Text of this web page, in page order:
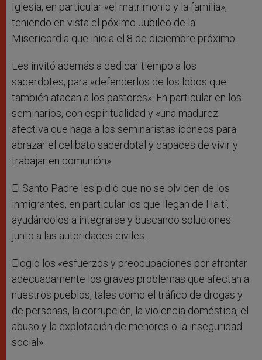
Iglesia, en particular «el matrimonio y la familia»,
teniendo en vista el póximo Jubileo de la
Misericordia que inicia el 8 de diciembre próximo.
Les invitó además a dedicar tiempo a los
sacerdotes, para «defenderlos de los lobos que
también atacan a los pastores». En particular en los
seminarios, con espiritualidad y «una madurez
afectiva que haga a los seminaristas idóneos para
abrazar el celibato sacerdotal y capaces de vivir y
trabajar en comunión».
El Santo Padre les pidió que no se olviden de los
inmigrantes, en particular los que llegan de Haití,
ayudándolos a integrarse y buscando soluciones
junto a las autoridades civiles.
Elogió los «esfuerzos y preocupaciones por afrontar
adecuadamente los graves problemas que afectan a
nuestros pueblos, tales como el tráfico de drogas y
de personas, la corrupción, la violencia doméstica, el
abuso y la explotación de menores o la inseguridad
social».